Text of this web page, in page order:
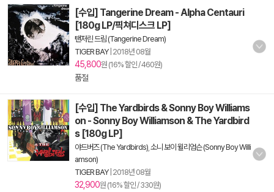
[수입] Tangerine Dream - Alpha Centauri
[180g LP/픽쳐디스크 LP]
탠저린 드림 (Tangerine Dream)
TIGER BAY| 2018년 08월
45,800원 (16% 할인 / 460원)
품절
[수입] The Yardbirds & Sonny Boy Williams
on - Sonny Boy Williamson & The Yardbird
s [180g LP]
야드버즈 (The Yardbirds) 소니 보이 윌리엄슨 (Sonny Boy Willi
amson)
TIGER BAY| 2018년 08월
32,900원 (16% 할인 / 330원)